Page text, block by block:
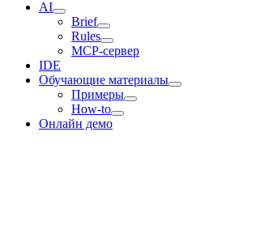
AI
Brief
Rules
MCP-сервер
IDE
Обучающие материалы
Примеры
How-to
Онлайн демо